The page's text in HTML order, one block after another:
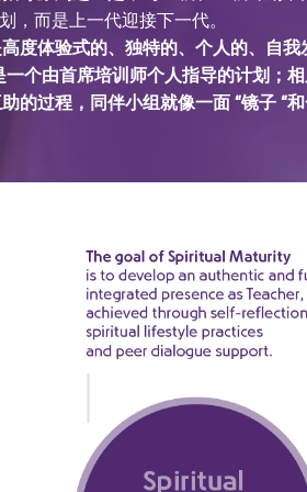
，而是上一代迎接下一代。
度体验式的、独特的、个人的、自我
一个由首席培训师个人指导的计划；
的过程，同伴小组就像一面 “镜子 “和